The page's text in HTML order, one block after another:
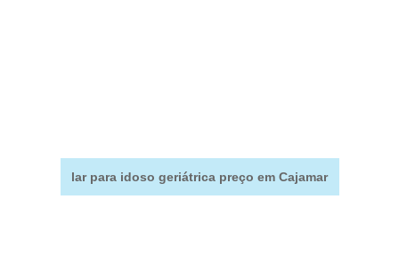
lar para idoso geriátrica preço em Cajamar